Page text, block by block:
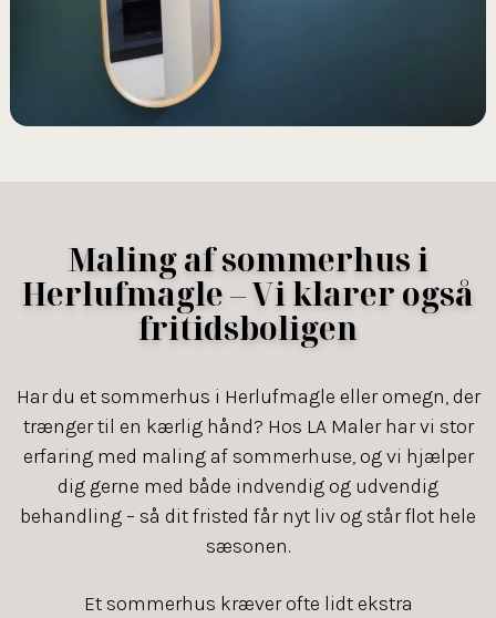
Maling af sommerhus i
Herlufmagle – Vi klarer også
fritidsboligen
Har du et sommerhus i Herlufmagle eller omegn, der
trænger til en kærlig hånd? Hos LA Maler har vi stor
erfaring med maling af sommerhuse, og vi hjælper
dig gerne med både indvendig og udvendig
behandling – så dit fristed får nyt liv og står flot hele
sæsonen.
Et sommerhus kræver ofte lidt ekstra